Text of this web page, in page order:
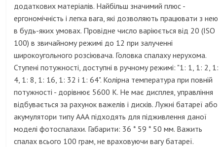
додаткових матеріалів. Найбільш значимий плюс -
ергономічність і легка вага, які дозволяють працювати з нею
в будь-яких умовах. Провідне число варіюється від 20 (ISO
100) в звичайному режимі до 12 при залученні
широкоугольного розсіювача. Головка спалаху нерухома.
Ступені потужності, доступні в ручному режимі: "1: 1, 1: 2, 1:
4, 1: 8, 1: 16, 1: 32 і 1: 64". Колірна температура при повній
потужності - дорівнює 5600 К. Не має дисплея, управління
відбувається за рахунок важелів і дисків. Лужні батареї або
акумулятори типу ААА підходять для підживлення даної
моделі фотоспалахи. Габарити: 36 * 59 * 50 мм. Важить
спалах всього 100 грам, не враховуючи вагу батареї.